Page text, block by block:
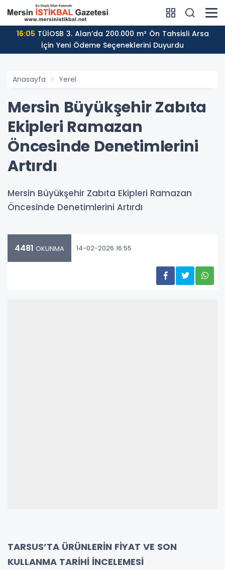
16:05
İçin Yeni Ödeme Seçeneklerini Duyurdu
Anasayfa Yerel
Mersin Büyükşehir Zabıta
Ekipleri Ramazan
Öncesinde Denetimlerini
Artırdı
Mersin Büyükşehir Zabıta Ekipleri Ramazan
Öncesinde Denetimlerini Artırdı
4481 OKUNMA 14-02-2026 16:55
TARSUS’TA ÜRÜNLERİN FİYAT VE SON
KULLANMA TARİHİ İNCELEMESİ